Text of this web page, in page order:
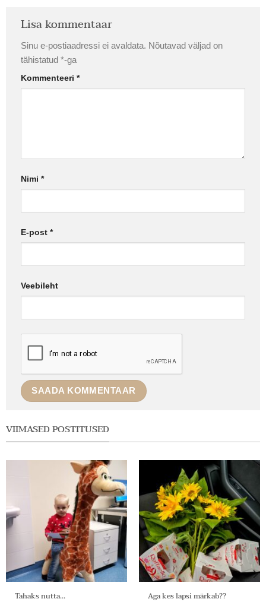
Lisa kommentaar
Sinu e-postiaadressi ei avaldata. Nõutavad väljad on
tähistatud *-ga
Kommenteeri *
Nimi *
E-post *
Veebileht
VIIMASED POSTITUSED
Tahaks nutta… Aga kes lapsi märkab??